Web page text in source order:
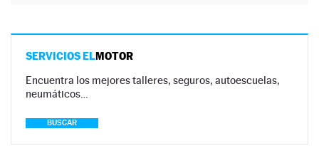
SERVICIOS ELMOTOR
Encuentra los mejores talleres, seguros, autoescuelas,
neumáticos…
BUSCAR